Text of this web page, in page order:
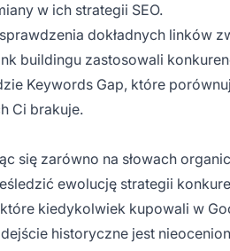
w ich strategii SEO.
dokładnych linków
buildingu zastosowali
Keywords Gap, które
Ci brakuje.
się zarówno na słowach
ewolucję strategii
kiedykolwiek kupowali w
historyczne jest